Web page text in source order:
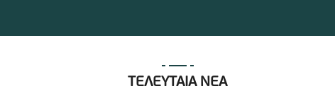
ΤΕΛΕΥΤΑΙΑ ΝΕΑ